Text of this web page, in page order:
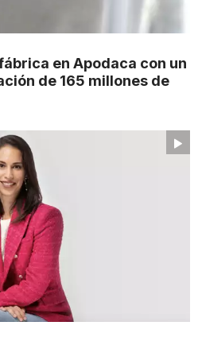
en Apodaca con un
de 165 millones de